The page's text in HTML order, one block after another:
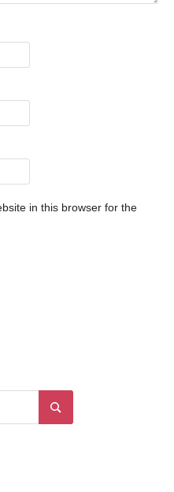
in this browser for the
Search